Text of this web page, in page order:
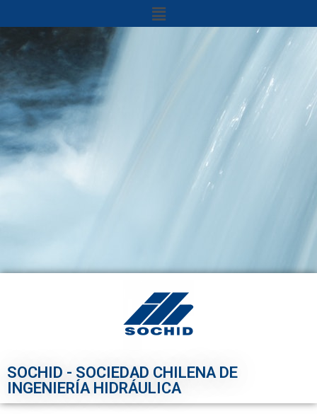
SOCHID - SOCIEDAD CHILENA DE
INGENIERÍA HIDRÁULICA